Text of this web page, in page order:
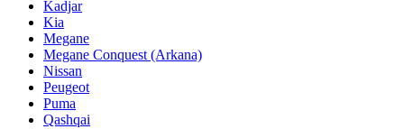
Kadjar
Kia
Megane
Megane Conquest (Arkana)
Nissan
Peugeot
Puma
Qashqai